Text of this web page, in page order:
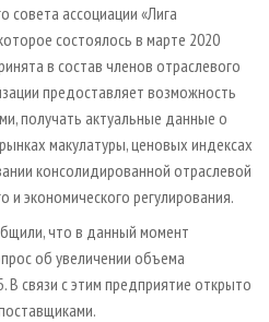
ПЛИТ
ассоциации «Лига
состоялось в марте 2020
в состав членов отраслевого
предоставляет возможность
получать актуальные данные о
макулатуры, ценовых индексах
консолидированной отраслевой
экономического регулирования.
что в данный момент
об увеличении объема
связи с этим предприятие открыто